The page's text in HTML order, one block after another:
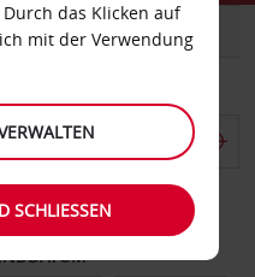
TRANSPORTER
auswählen
Durch das Klicken auf
mit der Verwendung